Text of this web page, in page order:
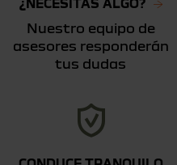
¿NECESITAS ALGO?
Nuestro equipo de
asesores responderán
tus dudas